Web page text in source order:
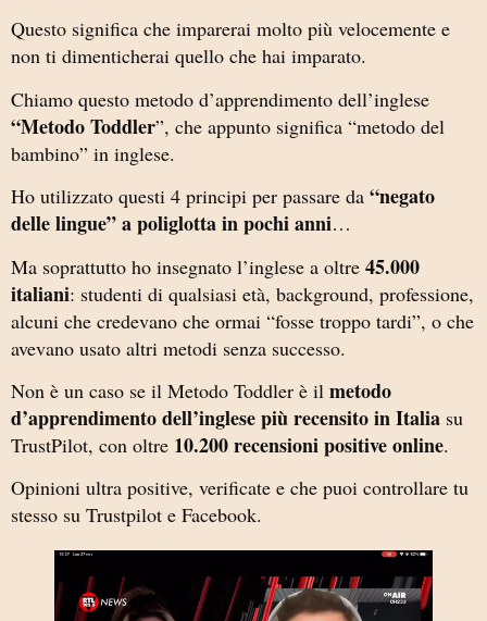
Questo significa che imparerai molto più velocemente e
non ti dimenticherai quello che hai imparato.
Chiamo questo metodo d’apprendimento dell’inglese
“Metodo Toddler”, che appunto significa “metodo del
bambino” in inglese.
Ho utilizzato questi 4 principi per passare da “negato
delle lingue” a poliglotta in pochi anni…
Ma soprattutto ho insegnato l’inglese a oltre 45.000
italiani: studenti di qualsiasi età, background, professione,
alcuni che credevano che ormai “fosse troppo tardi”, o che
avevano usato altri metodi senza successo.
Non è un caso se il Metodo Toddler è il metodo
d’apprendimento dell’inglese più recensito in Italia su
TrustPilot, con oltre 10.200 recensioni positive online.
Opinioni ultra positive, verificate e che puoi controllare tu
stesso su Trustpilot e Facebook.